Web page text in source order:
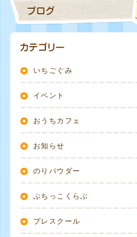
いちごぐみ
イベント
おうちカフェ
お知らせ
のりパウダー
ぷちっこくらぶ
プレスクール